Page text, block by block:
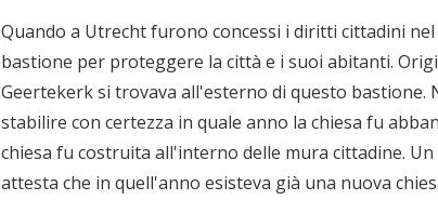
Quando a Utrecht furono concessi i diritti cittadini
bastione per proteggere la città e i suoi abitanti.
Geertekerk si trovava all'esterno di questo bastione.
stabilire con certezza in quale anno la chiesa fu
chiesa fu costruita all'interno delle mura cittadine. Un
attesta che in quell'anno esisteva già una nuova